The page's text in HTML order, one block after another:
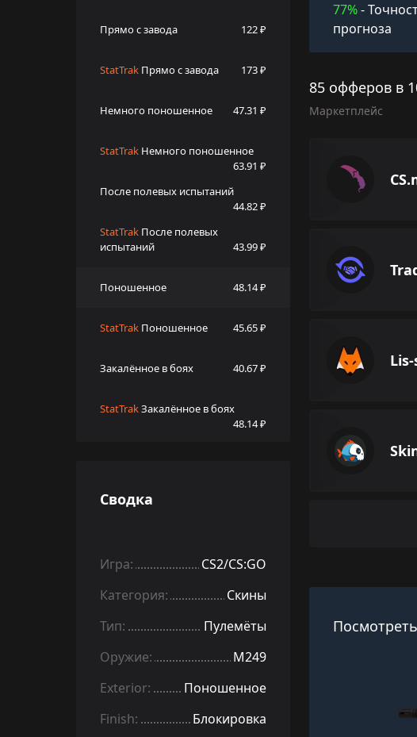
Прямо с завода 122 ₽
StatTrak Прямо с завода 173 ₽
Немного поношенное 47.31 ₽
StatTrak Немного поношенное
63.91 ₽
После полевых испытаний
44.82 ₽
StatTrak После полевых
испытаний
43.99 ₽
Поношенное 48.14 ₽
StatTrak Поношенное 45.65 ₽
Закалённое в боях 40.67 ₽
StatTrakЗакалённое в боях
48.14 ₽
77%-
прогноза
85 офферов в
Маркетплейс
Сводка
Игра:
CS2/CS:GO
Категория:
Скины
Тип:
Пулемёты
Оружие:
M249
Exterior:
Поношенное
Finish:
Блокировка